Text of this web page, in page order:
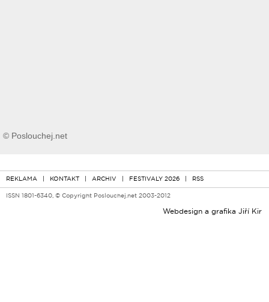
© Poslouchej.net
REKLAMA | KONTAKT | ARCHIV | FESTIVALY 2026 | RSS
ISSN 1801-6340, © Copyright Poslouchej.net 2003-2012
Webdesign a grafika Jiří Kir